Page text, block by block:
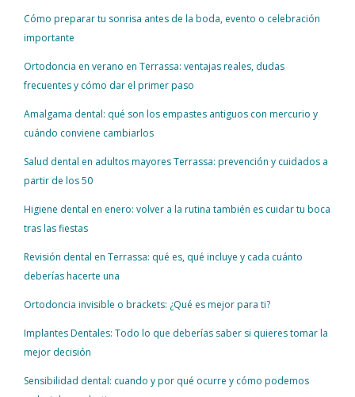
Cómo preparar tu sonrisa antes de la boda, evento o celebración
importante
Ortodoncia en verano en Terrassa: ventajas reales, dudas
frecuentes y cómo dar el primer paso
Amalgama dental: qué son los empastes antiguos con mercurio y
cuándo conviene cambiarlos
Salud dental en adultos mayores Terrassa: prevención y cuidados a
partir de los 50
Higiene dental en enero: volver a la rutina también es cuidar tu boca
tras las fiestas
Revisión dental en Terrassa: qué es, qué incluye y cada cuánto
deberías hacerte una
Ortodoncia invisible o brackets: ¿Qué es mejor para ti?
Implantes Dentales: Todo lo que deberías saber si quieres tomar la
mejor decisión
Sensibilidad dental: cuando y por qué ocurre y cómo podemos